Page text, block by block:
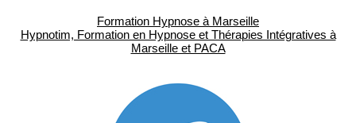
Formation Hypnose à Marseille
Hypnotim, Formation en Hypnose et Thérapies Intégratives à
Marseille et PACA